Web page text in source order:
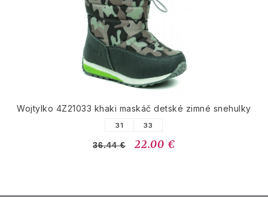
Wojtylko 4Z21033 khaki maskáč detské zimné snehulky
31 33
36.44 € 22.00 €